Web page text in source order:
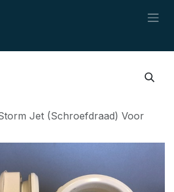
Jet (Schroefdraad) Voor